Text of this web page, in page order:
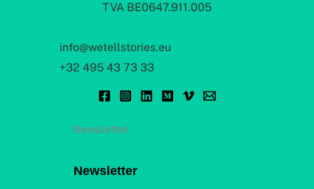
TVA BE0647.911.005
info@wetellstories.eu
+32 495 43 73 33
Newsletter
Newsletter